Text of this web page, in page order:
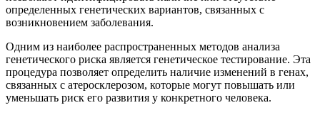
определенных генетических вариантов, связанных с
возникновением заболевания.
Одним из наиболее распространенных методов анализа
генетического риска является генетическое тестирование. Эта
процедура позволяет определить наличие изменений в генах,
связанных с атеросклерозом, которые могут повышать или
уменьшать риск его развития у конкретного человека.